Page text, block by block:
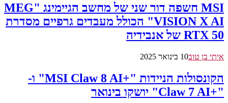
MSI חשפה דור שני של מחשב הגיימינג "MEG
VISION X AI" הכולל מעבדים גרפיים מסדרת
RTX 50 של אנבידיה
איתי בן טוב10 בינואר 2025
הקונסולות הניידות "+MSI Claw 8 AI" ו-
"+Claw 7 AI" יושקו בינואר